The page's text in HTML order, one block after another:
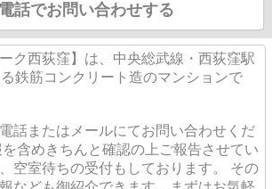
電話でお問い合わせする
ク西荻窪】は、中央総武線・西荻窪駅
鉄筋コンクリート造のマンションで
話またはメールにてお問い合わせくだ
含めきちんと確認の上ご報告させてい
空室待ちの受付もしております。 その